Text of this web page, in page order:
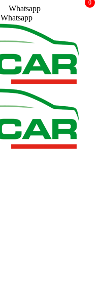
Whatsapp
Whatsapp
0